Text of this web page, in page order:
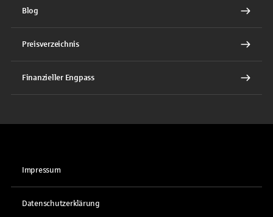
Blog
Preisverzeichnis
Finanzieller Engpass
Impressum
Datenschutzerklärung